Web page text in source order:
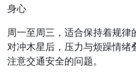
身心
周一至周三，适合保持着规
对冲木星后，压力与烦躁情
注意交通安全的问题。